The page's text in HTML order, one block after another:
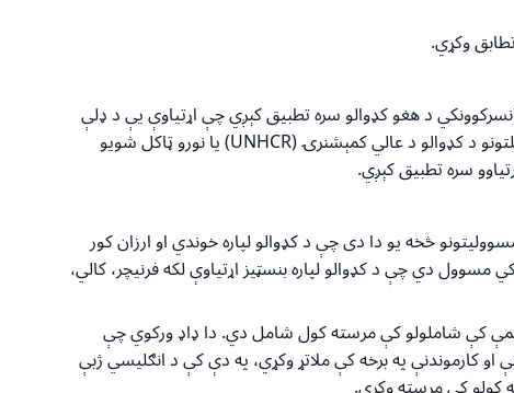
وکړي.
د هغو کډوالو سره تطبیق کېږي چې اړتیاوې یې د ډلې
د کډوالو د عالي کمېشنرۍ(UNHCR)یا نورو ټاکل شویو
سره تطبیق کېږي.
څخه یو دا دی چې د کډوالو لپاره خوندي او ارزان کور
دي چې د کډوالو لپاره بنسټیز اړتیاوې لکه فرنیچر، کالي،
کې شاملولو کې مرسته کول شامل دي. دا ډاډ ورکوي چې
کارموندنې په برخه کې ملاتړ وکړي، په دې کې د انګلیسي ژبې